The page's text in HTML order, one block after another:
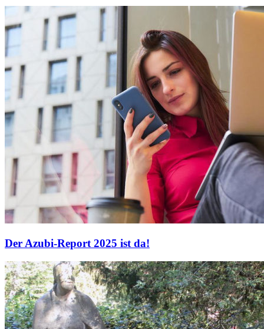
Der Azubi-Report 2025 ist da!